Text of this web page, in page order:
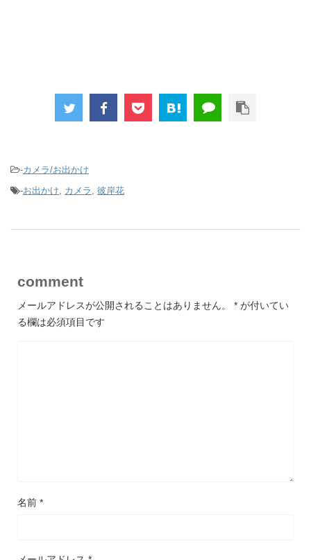
-カメラ/お出かけ
-お出かけ, カメラ , 彼岸花
comment
メールアドレスが公開されることはありません。 * が付いてい
る欄は必須項目です
名前 *